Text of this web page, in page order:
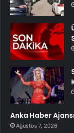
Anka Haber
Ağustos 7, 2026